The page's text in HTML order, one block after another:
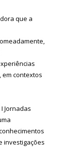
que a
contextos
Jornadas
investigações